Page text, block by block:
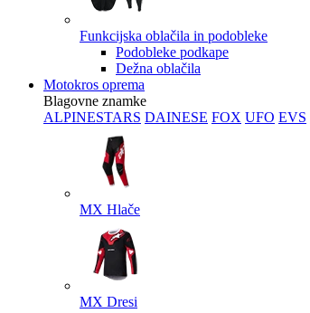
Funkcijska oblačila in podobleke
Podobleke podkape
Dežna oblačila
Motokros oprema
Blagovne znamke
ALPINESTARS DAINESE FOX UFO EVS
MX Hlače
MX Dresi